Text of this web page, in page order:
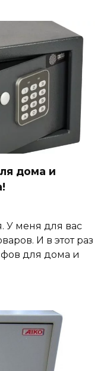
дома и
У меня для вас
И в этот раз
для дома и